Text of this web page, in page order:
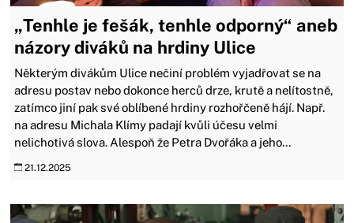
„Tenhle je fešák, tenhle odporný“ aneb
názory diváků na hrdiny Ulice
Některým divákům Ulice nečiní problém vyjadřovat se na
adresu postav nebo dokonce herců drze, krutě a nelítostně,
zatímco jiní pak své oblíbené hrdiny rozhořčeně hájí. Např.
na adresu Michala Klímy padají kvůli účesu velmi
nelichotivá slova. Alespoň že Petra Dvořáka a jeho...
21.12.2025